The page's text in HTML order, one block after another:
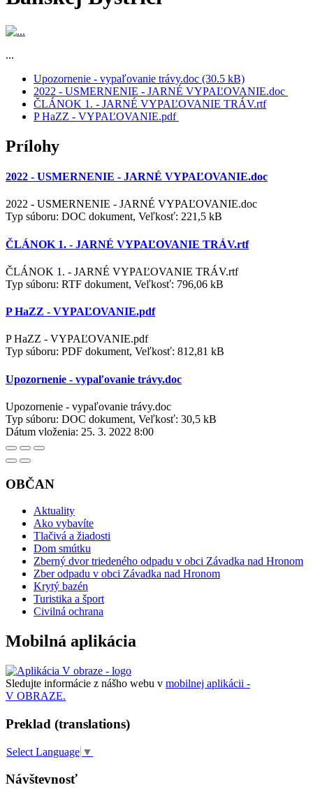
...
Upozornenie - vypaľovanie trávy.doc (30.5 kB)
2022 - USMERNENIE - JARNÉ VYPAĽOVANIE.doc
ČLÁNOK 1. - JARNÉ VYPAĽOVANIE TRÁV.rtf
P HaZZ - VYPAĽOVANIE.pdf
Prílohy
2022 - USMERNENIE - JARNÉ VYPAĽOVANIE.doc
2022 - USMERNENIE - JARNÉ VYPAĽOVANIE.doc
Typ súboru: DOC dokument, Veľkosť: 221,5 kB
ČLÁNOK 1. - JARNÉ VYPAĽOVANIE TRÁV.rtf
ČLÁNOK 1. - JARNÉ VYPAĽOVANIE TRÁV.rtf
Typ súboru: RTF dokument, Veľkosť: 796,06 kB
P HaZZ - VYPAĽOVANIE.pdf
P HaZZ - VYPAĽOVANIE.pdf
Typ súboru: PDF dokument, Veľkosť: 812,81 kB
Upozornenie - vypaľovanie trávy.doc
Upozornenie - vypaľovanie trávy.doc
Typ súboru: DOC dokument, Veľkosť: 30,5 kB
Dátum vloženia: 25. 3. 2022 8:00
OBČAN
Aktuality
Ako vybavíte
Tlačivá a žiadosti
Dom smútku
Zberný dvor triedeného odpadu v obci Závadka nad Hronom
Zber odpadu v obci Závadka nad Hronom
Krytý bazén
Turistika a šport
Civilná ochrana
Mobilná aplikácia
Sledujte informácie z nášho webu v mobilnej aplikácii -
V OBRAZE.
Preklad (translations)
Select Language ▼
Návštevnosť